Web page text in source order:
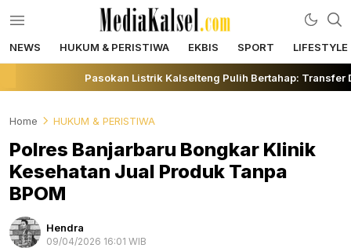
mediakalsel.com
Berita Update Banua
NEWS HUKUM & PERISTIWA EKBIS SPORT LIFESTYLE
Pasokan Listrik Kalselteng Pulih Bertahap: Transfer
Home HUKUM & PERISTIWA
Polres Banjarbaru Bongkar Klinik
Kesehatan Jual Produk Tanpa
BPOM
Hendra
09/04/2026 16:01 WIB